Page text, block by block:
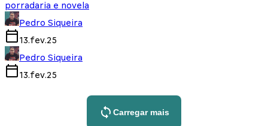
porradaria e novela
Pedro Siqueira
13.fev.25
Pedro Siqueira
13.fev.25
Carregar mais